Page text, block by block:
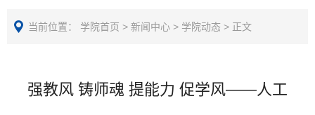
当前位置： 学院首页 > 新闻中心 > 学院动态 > 正文
强教风 铸师魂 提能力 促学风——人工